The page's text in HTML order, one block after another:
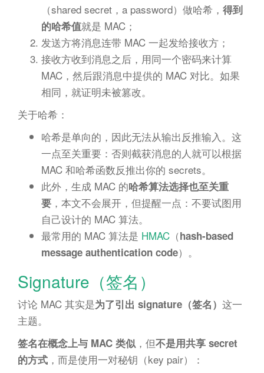
（shared secret，a password）做哈希， 得到
的哈希值就是 MAC；
发送方将消息连带 MAC 一起发给接收方；
接收方收到消息之后，用同一个密码来计算
MAC，然后跟消息中提供的 MAC 对比。如果
相同，就证明未被篡改。
关于哈希：
哈希是单向的，因此无法从输出反推输入。这
一点至关重要：否则截获消息的人就可以根据
MAC 和哈希函数反推出你的 secrets。
此外，生成 MAC 的哈希算法选择也至关重
要 ，本文不会展开，但提醒一点：不要试图用
自己设计的 MAC 算法。
最常用的 MAC 算法是 HMAC （hash-based
message authentication code）。
Signature（签名）
讨论 MAC 其实是为了引出 signature（签名） 这一
主题。
签名在概念上与 MAC 类似 ，但不是用共享 secret
的方式 ，而是使用一对秘钥（key pair）：